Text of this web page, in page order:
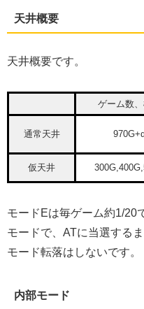
天井概要
天井概要です。
ゲーム数
通常天井
仮天井
モードEは毎ゲーム約1/20
モードで、ATに当選する
モード転落はしないです。
内部モード